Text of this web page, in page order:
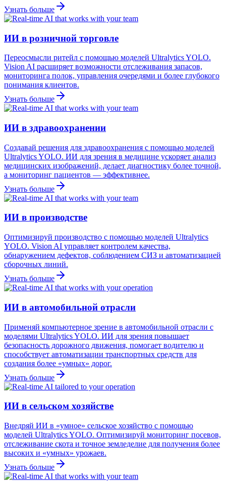
Узнать больше
ИИ в розничной торговле
Переосмысли ритейл с помощью моделей Ultralytics YOLO.
Vision AI расширяет возможности отслеживания запасов,
мониторинга полок, управления очередями и более глубокого
понимания клиентов.
Узнать больше
ИИ в здравоохранении
Создавай решения для здравоохранения с помощью моделей
Ultralytics YOLO. ИИ для зрения в медицине ускоряет анализ
медицинских изображений, делает диагностику более точной,
а мониторинг пациентов — эффективнее.
Узнать больше
ИИ в производстве
Оптимизируй производство с помощью моделей Ultralytics
YOLO. Vision AI управляет контролем качества,
обнаружением дефектов, соблюдением СИЗ и автоматизацией
сборочных линий.
Узнать больше
ИИ в автомобильной отрасли
Применяй компьютерное зрение в автомобильной отрасли с
моделями Ultralytics YOLO. ИИ для зрения повышает
безопасность дорожного движения, помогает водителю и
способствует автоматизации транспортных средств для
создания более «умных» дорог.
Узнать больше
ИИ в сельском хозяйстве
Внедряй ИИ в «умное» сельское хозяйство с помощью
моделей Ultralytics YOLO. Оптимизируй мониторинг посевов,
отслеживание скота и точное земледелие для получения более
высоких и «умных» урожаев.
Узнать больше